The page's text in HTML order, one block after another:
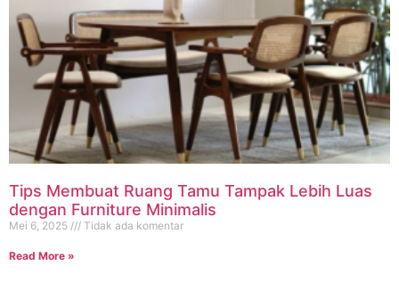
Tips Membuat Ruang Tamu Tampak Lebih Luas
dengan Furniture Minimalis
Mei 6, 2025 Tidak ada komentar
Read More »